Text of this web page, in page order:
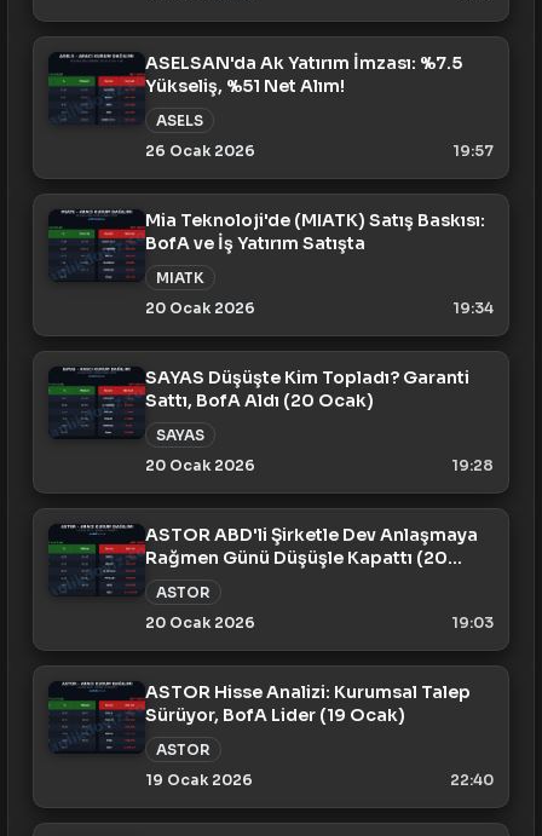
ASELSAN'da Ak Yatırım İmzası: %7.5
Yükseliş, %51 Net Alım!
ASELS
26 Ocak 2026
19:57
Mia Teknoloji'de (MIATK) Satış Baskısı:
BofA ve İş Yatırım Satışta
MIATK
20 Ocak 2026
19:34
SAYAS Düşüşte Kim Topladı? Garanti
Sattı, BofA Aldı (20 Ocak)
SAYAS
20 Ocak 2026
19:28
ASTOR ABD'li Şirketle Dev Anlaşmaya
Rağmen Günü Düşüşle Kapattı (20
Ocak)
ASTOR
20 Ocak 2026
19:03
ASTOR Hisse Analizi: Kurumsal Talep
Sürüyor, BofA Lider (19 Ocak)
ASTOR
19 Ocak 2026
22:40